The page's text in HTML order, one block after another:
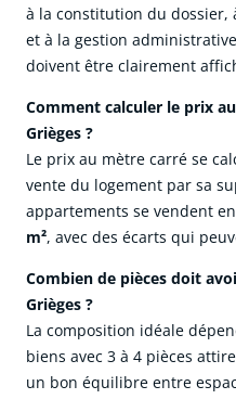
à la constitution du dossier,
et à la gestion
doivent être clairement
Comment calculer le prix
Grièges ?
Le prix au mètre carré se
vente du logement par sa
appartements se vendent
m², avec des écarts qui
Combien de pièces doit
Grièges ?
La composition idéale
biens avec 3 à 4 pièces
un bon équilibre entre